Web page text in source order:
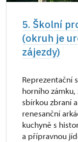
5. Školní
(okruh je
zájezdy)
Reprezentační
horního
sbírkou zbraní
renesanční
kuchyně s
a přípravnou